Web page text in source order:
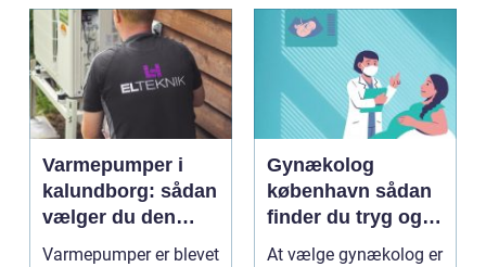
Varmepumper i
kalundborg: sådan
vælger du den
rigtige løsning
Varmepumper er blevet
Gynækolog
københavn sådan
finder du tryg og
professionel hjælp
At vælge gynækolog er